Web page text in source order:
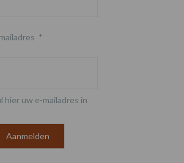
*
hier uw e-mailadres in